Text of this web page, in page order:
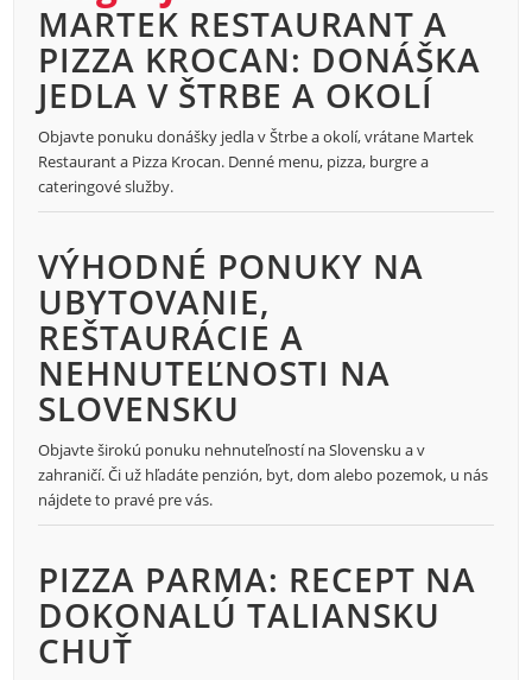
MARTEK RESTAURANT A
PIZZA KROCAN: DONÁŠKA
JEDLA V ŠTRBE A OKOLÍ
Objavte ponuku donášky jedla v Štrbe a okolí, vrátane Martek
Restaurant a Pizza Krocan. Denné menu, pizza, burgre a
cateringové služby.
VÝHODNÉ PONUKY NA
UBYTOVANIE,
REŠTAURÁCIE A
NEHNUTEĽNOSTI NA
SLOVENSKU
Objavte širokú ponuku nehnuteľností na Slovensku a v
zahraničí. Či už hľadáte penzión, byt, dom alebo pozemok, u nás
nájdete to pravé pre vás.
PIZZA PARMA: RECEPT NA
DOKONALÚ TALIANSKU
CHUŤ